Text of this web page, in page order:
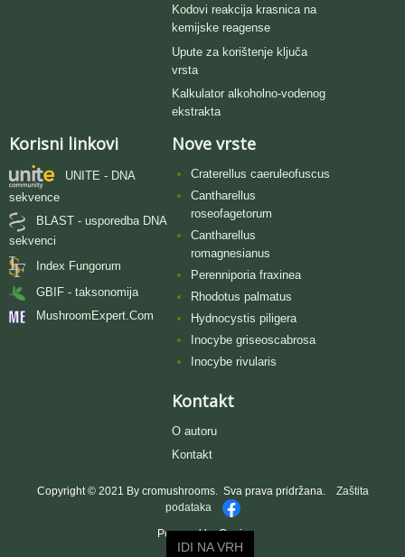
Kodovi reakcija krasnica na
kemijske reagense
Upute za korištenje ključa
vrsta
Kalkulator alkoholno-vodenog
ekstrakta
Korisni linkovi
UNITE - DNA
sekvence
BLAST - usporedba DNA
sekvenci
Index Fungorum
GBIF - taksonomija
MushroomExpert.Com
Nove vrste
Craterellus caeruleofuscus
Cantharellus
roseofagetorum
Cantharellus
romagnesianus
Perenniporia fraxinea
Rhodotus palmatus
Hydnocystis piligera
Inocybe griseoscabrosa
Inocybe rivularis
Kontakt
O autoru
Kontakt
Copyright © 2021 By cromushrooms. Sva prava pridržana. Zaštita
podataka
Powered by Oggie
IDI NA VRH